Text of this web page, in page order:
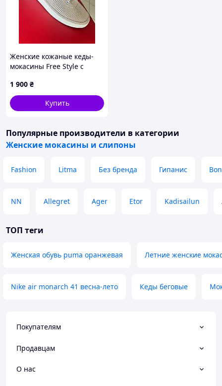
Женские кожаные кеды-
мокасины Free Style с
(бежевые)
1 900 ₴
Купить
Популярные производители в категории
Женские мокасины и слипоны
Fashion Litma Без бренда Гипанис
NN Allegret Ager Etor Kadisailun
ТОП теги
Женская обувь puma оранжевая Летние женские
Nike air monarch 41 весна-лето Кеды беговые
Покупателям
Продавцам
О нас